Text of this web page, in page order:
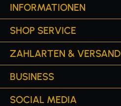
INFORMATIONEN
SHOP SERVICE
ZAHLARTEN & VERSAND
BUSINESS
SOCIAL MEDIA